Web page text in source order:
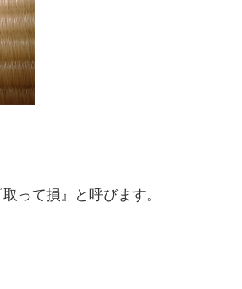
って損』と呼びます。